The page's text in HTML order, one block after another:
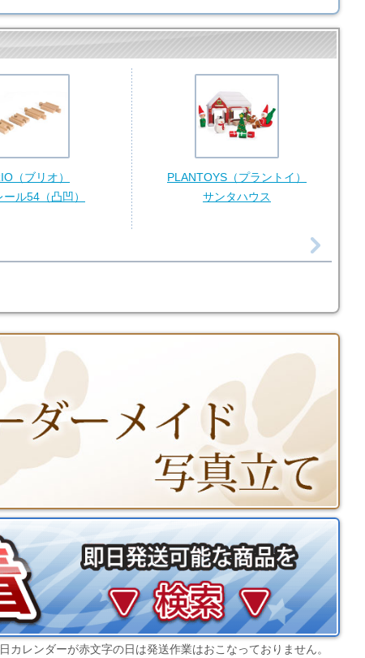
（ブリオ）
ル54（凸凹）
PLANTOYS（プラントイ）
サンタハウス
カレンダーが赤文字の日は発送作業はおこなっておりません。